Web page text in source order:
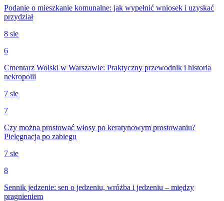
Podanie o mieszkanie komunalne: jak wypełnić wniosek i uzyskać
przydział
8 sie
6
Cmentarz Wolski w Warszawie: Praktyczny przewodnik i historia
nekropolii
7 sie
7
Czy można prostować włosy po keratynowym prostowaniu?
Pielęgnacja po zabiegu
7 sie
8
Sennik jedzenie: sen o jedzeniu, wróżba i jedzeniu – między
pragnieniem